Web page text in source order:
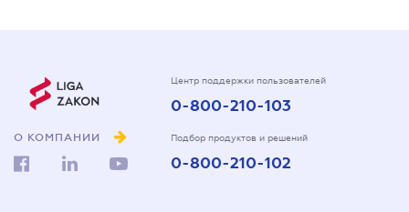
О КОМПАНИИ
Центр поддержки пользователей
0-800-210-103
Подбор продуктов и решений
0-800-210-102